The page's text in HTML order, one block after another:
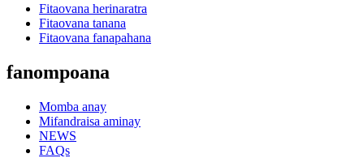
Fitaovana herinaratra
Fitaovana tanana
Fitaovana fanapahana
fanompoana
Momba anay
Mifandraisa aminay
NEWS
FAQs